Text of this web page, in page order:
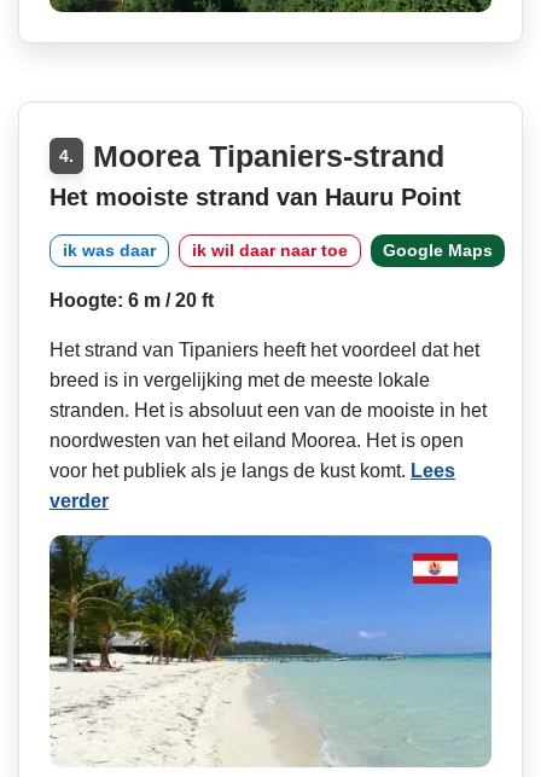
4. Moorea Tipaniers-strand
Het mooiste strand van Hauru Point
ik was daar ik wil daar naar toe Google Maps
Hoogte: 6 m / 20 ft
Het strand van Tipaniers heeft het voordeel dat het
breed is in vergelijking met de meeste lokale
stranden. Het is absoluut een van de mooiste in het
noordwesten van het eiland Moorea. Het is open
voor het publiek als je langs de kust komt. Lees
verder